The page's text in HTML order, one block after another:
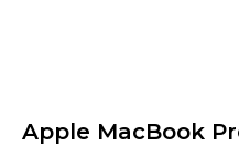
Apple MacBook